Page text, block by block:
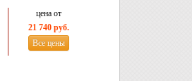
цена от
21 740 руб.
Все цены